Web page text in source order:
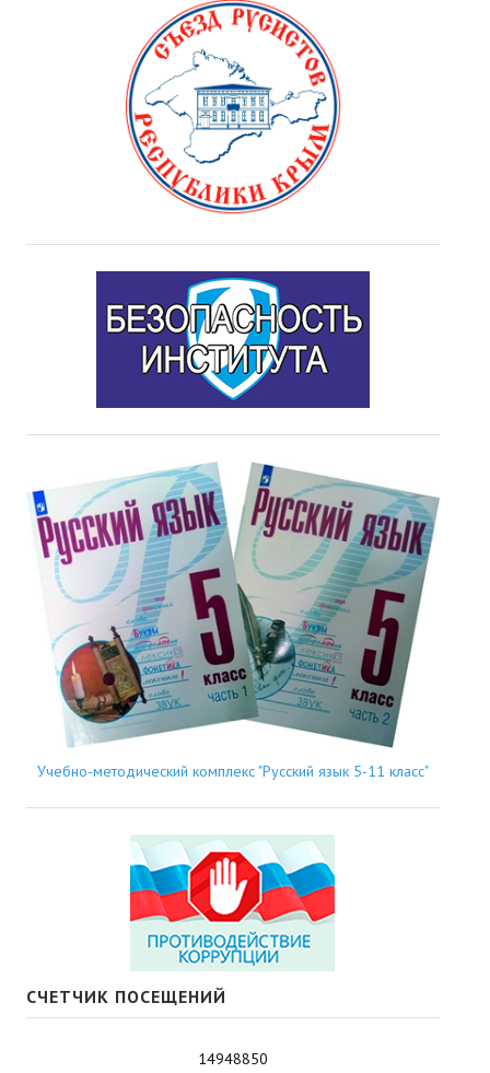
Учебно-методический комплекс "Русский язык 5-11 класс"
СЧЕТЧИК ПОСЕЩЕНИЙ
14948850